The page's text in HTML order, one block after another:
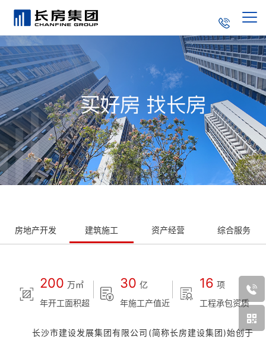
走进长房
新闻中心
党的建设
长房产品
产业结构
招标采购
加入长房
集团简介
企业文化
董事长致辞
长房荣誉
成长历程
联系我们
房地产开发 建筑施工 资产经营 综合服务
200 万㎡
年开工面积超
30 亿
年施工产值近
16 项
工程承包资质
长沙市建设发展集团有限公司(简称长房建设集团)始创于